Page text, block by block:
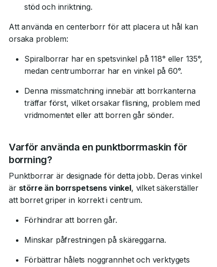
stöd och inriktning.
Att använda en centerborr för att placera ut hål kan
orsaka problem:
Spiralborrar har en spetsvinkel på 118° eller 135°,
medan centrumborrar har en vinkel på 60°.
Denna missmatchning innebär att borrkanterna
träffar först, vilket orsakar flisning, problem med
vridmomentet eller att borren går sönder.
Varför använda en punktborrmaskin för
borrning?
Punktborrar är designade för detta jobb. Deras vinkel
är större än borrspetsens vinkel, vilket säkerställer
att borret griper in korrekt i centrum.
Förhindrar att borren går.
Minskar påfrestningen på skäreggarna.
Förbättrar hålets noggrannhet och verktygets